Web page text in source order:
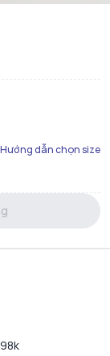
Hướng dẫn chọn size